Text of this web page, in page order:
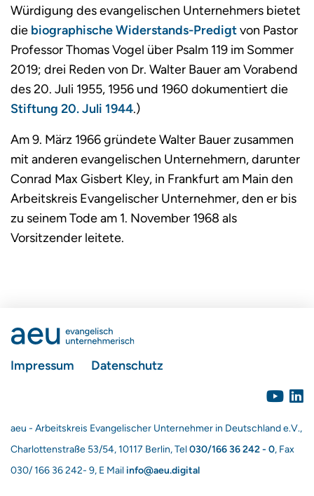
Würdigung des evangelischen Unternehmers bietet
die biographische Widerstands-Predigtvon Pastor
Professor Thomas Vogel über Psalm 119 im Sommer
2019; drei Reden von Dr. Walter Bauer am Vorabend
des 20. Juli 1955, 1956 und 1960 dokumentiert die
Stiftung 20. Juli 1944.)
Am 9. März 1966 gründete Walter Bauer zusammen
mit anderen evangelischen Unternehmern, darunter
Conrad Max Gisbert Kley, in Frankfurt am Main den
Arbeitskreis Evangelischer Unternehmer, den er bis
zu seinem Tode am 1. November 1968 als
Vorsitzender leitete.
Impressum Datenschutz
aeu - Arbeitskreis Evangelischer Unternehmer in Deutschland e.V.,
Charlottenstraße 53/54, 10117 Berlin, Tel030/166 36 242 - 0, Fax
030/ 166 36 242- 9, E Mail info@aeu.digital